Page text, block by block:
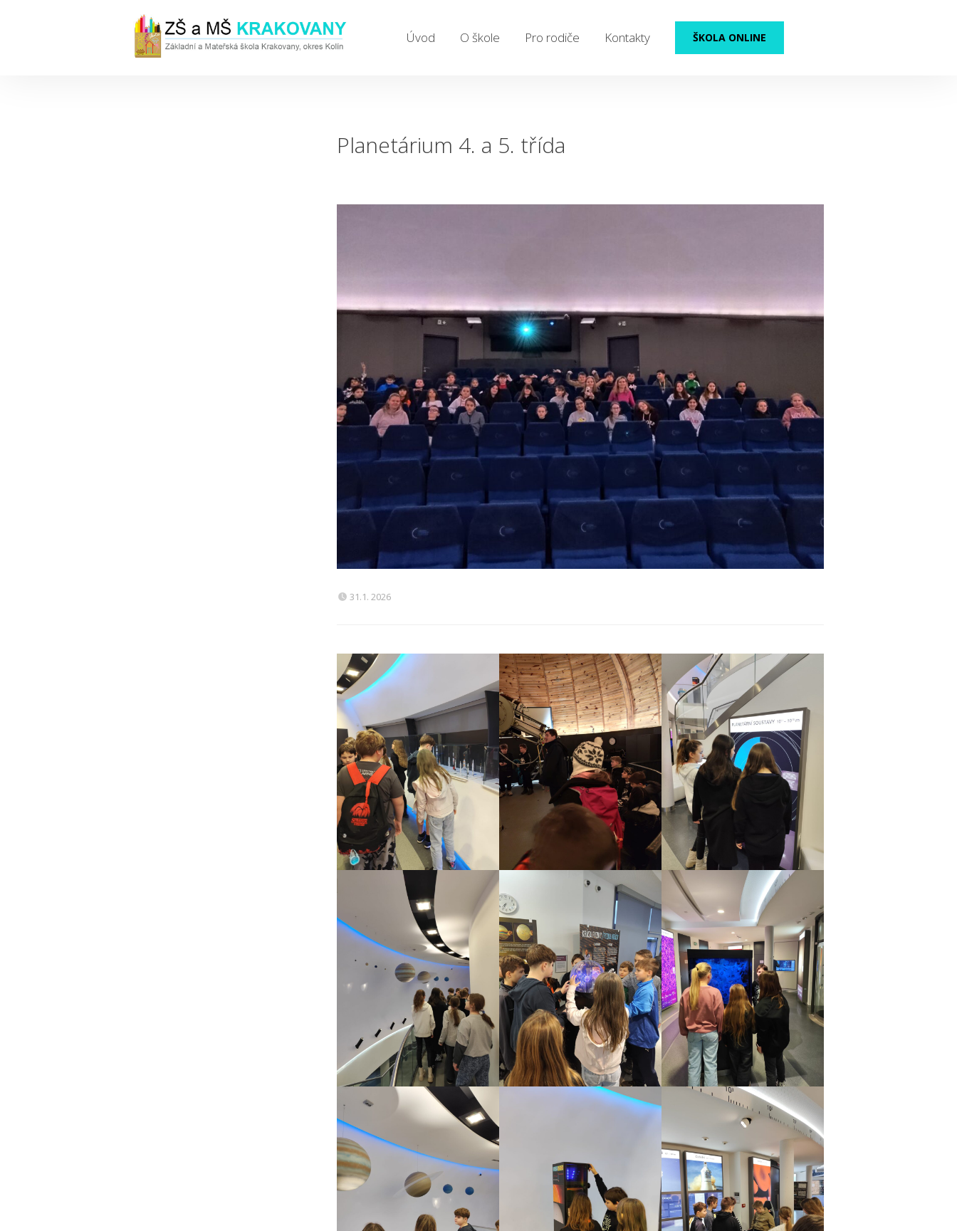
Úvod O škole Pro rodiče Kontakty ŠKOLA ONLINE
Planetárium 4. a 5. třída
31.1. 2026